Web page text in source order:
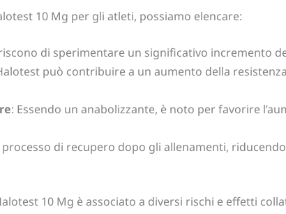
10 Mg per gli atleti, possiamo elencare:
di sperimentare un significativo incremento
può contribuire a un aumento della
: Essendo un anabolizzante, è noto per favorire
processo di recupero dopo gli allenamenti,
10 Mg è associato a diversi rischi e effetti